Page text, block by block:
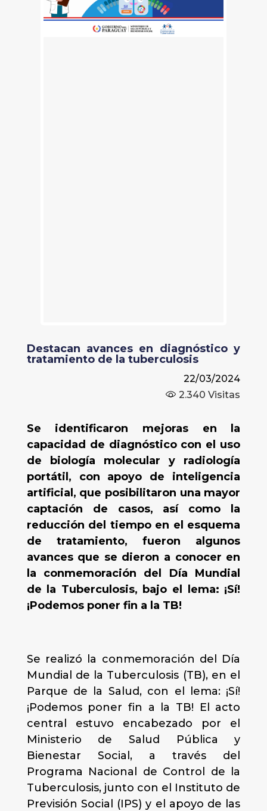
Destacan avances en diagnóstico y
tratamiento de la tuberculosis
22/03/2024
2.340 Visitas
Se identificaron mejoras en la
capacidad de diagnóstico con el uso
de biología molecular y radiología
portátil, con apoyo de inteligencia
artificial, que posibilitaron una mayor
captación de casos, así como la
reducción del tiempo en el esquema
de tratamiento, fueron algunos
avances que se dieron a conocer en
la conmemoración del Día Mundial
de la Tuberculosis, bajo el lema: ¡Sí!
¡Podemos poner fin a la TB!
Se realizó la conmemoración del Día
Mundial de la Tuberculosis (TB), en el
Parque de la Salud, con el lema: ¡Sí!
¡Podemos poner fin a la TB! El acto
central estuvo encabezado por el
Ministerio de Salud Pública y
Bienestar Social, a través del
Programa Nacional de Control de la
Tuberculosis, junto con el Instituto de
Previsión Social (IPS) y el apoyo de las